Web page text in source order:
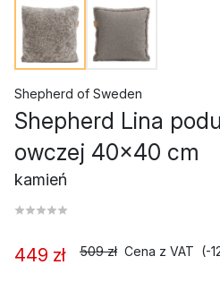
Shepherd of Sweden
Shepherd Lina
owczej 40x40 cm
kamień
449 zł 509 zł Cena z VAT (-